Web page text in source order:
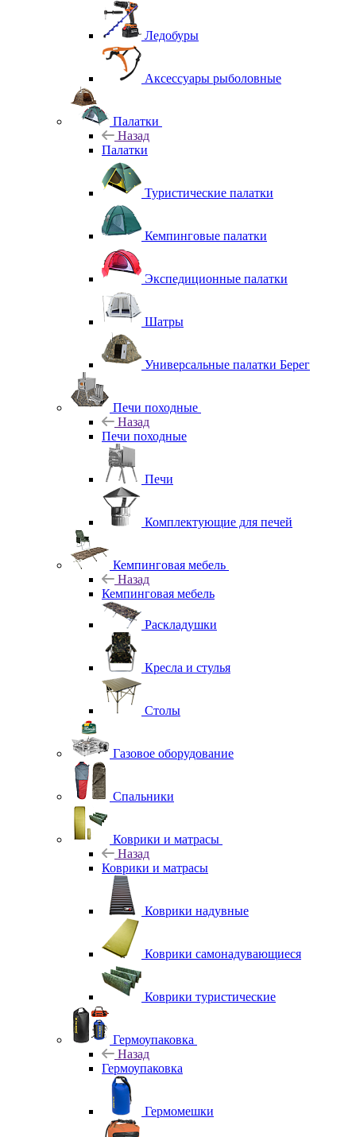
Ледобуры
Аксессуары рыболовные
Палатки
Назад
Палатки
Туристические палатки
Кемпинговые палатки
Экспедиционные палатки
Шатры
Универсальные палатки Берег
Печи походные
Назад
Печи походные
Печи
Комплектующие для печей
Кемпинговая мебель
Назад
Кемпинговая мебель
Раскладушки
Кресла и стулья
Столы
Газовое оборудование
Спальники
Коврики и матрасы
Назад
Коврики и матрасы
Коврики надувные
Коврики самонадувающиеся
Коврики туристические
Гермоупаковка
Назад
Гермоупаковка
Гермомешки